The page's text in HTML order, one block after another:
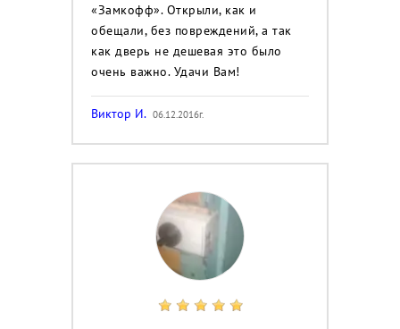
«Замкофф». Открыли, как и
обещали, без повреждений, а так
как дверь не дешевая это было
очень важно. Удачи Вам!
Виктор И. 06.12.2016г.